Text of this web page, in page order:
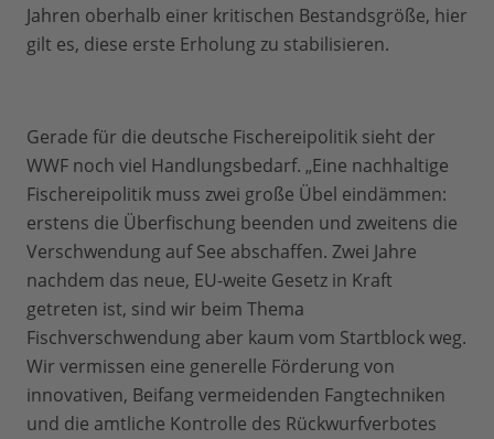
Jahren oberhalb einer kritischen Bestandsgröße, hier
gilt es, diese erste Erholung zu stabilisieren.
Gerade für die deutsche Fischereipolitik sieht der
WWF noch viel Handlungsbedarf. „Eine nachhaltige
Fischereipolitik muss zwei große Übel eindämmen:
erstens die Überfischung beenden und zweitens die
Verschwendung auf See abschaffen. Zwei Jahre
nachdem das neue, EU-weite Gesetz in Kraft
getreten ist, sind wir beim Thema
Fischverschwendung aber kaum vom Startblock weg.
Wir vermissen eine generelle Förderung von
innovativen, Beifang vermeidenden Fangtechniken
und die amtliche Kontrolle des Rückwurfverbotes